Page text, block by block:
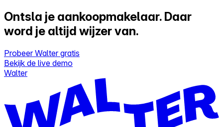
Ontsla je aankoopmakelaar. Daar
word je altijd wijzer van.
Probeer Walter gratis
Bekijk de live demo
Walter